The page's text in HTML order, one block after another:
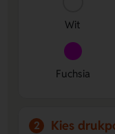
Wit
Fuchsia
2 Kies